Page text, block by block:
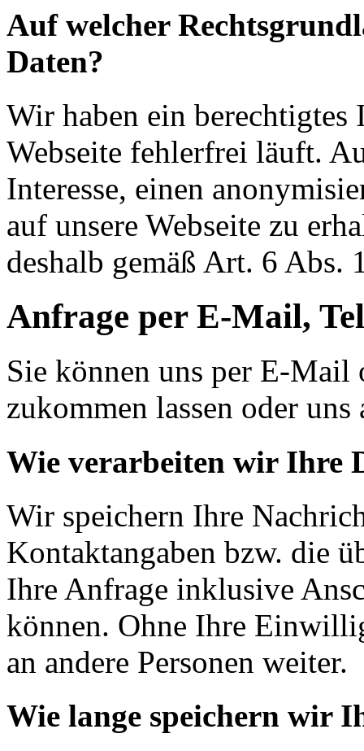
Auf welcher
Daten?
Wir haben ein berechtigtes
Webseite fehlerfrei läuft.
Interesse, einen
auf unsere Webseite zu
deshalb gemäß Art. 6
Anfrage per E-Mail,
Sie können uns per E-Mail
zukommen lassen oder uns
Wie verarbeiten wir Ihre
Wir speichern Ihre
Kontaktangaben bzw. die
Ihre Anfrage inklusive
können. Ohne Ihre
an andere Personen weiter.
Wie lange speichern wir